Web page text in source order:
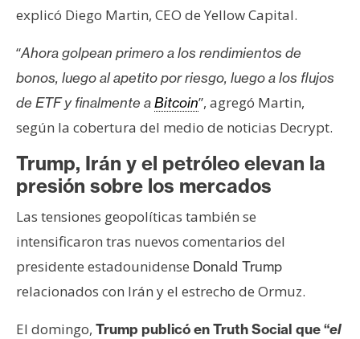
explicó Diego Martin, CEO de Yellow Capital.
“Ahora golpean primero a los rendimientos de
bonos, luego al apetito por riesgo, luego a los flujos
de ETF y finalmente aBitcoin”, agregó Martin,
según la cobertura del medio de noticias Decrypt.
Trump, Irán y el petróleo elevan la
presión sobre los mercados
Las tensiones geopolíticas también se
intensificaron tras nuevos comentarios del
presidente estadounidense Donald Trump
relacionados con Irán y el estrecho de Ormuz.
El domingo, Trump publicó en Truth Social que “el